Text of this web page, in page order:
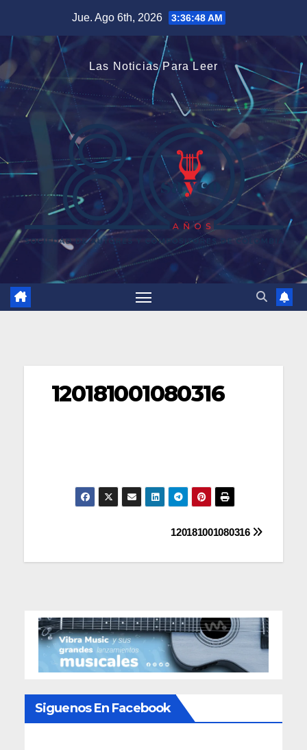
contenido
Jue. Ago 6th, 2026 3:36:48 AM
Las Noticias Para Leer
120181001080316
de
120181001080316
Siguenos En Facebook